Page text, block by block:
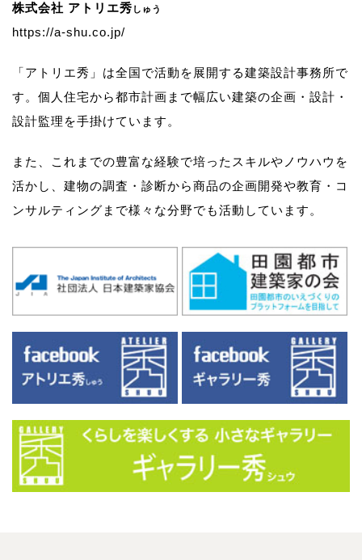
株式会社 アトリエ秀 しゅう
https://a-shu.co.jp/
「アトリエ秀」は全国で活動を展開する建築設計事務所で
す。 個人住宅から都市計画まで幅広い建築の企画・設計・
設計監理を手掛けています。
また、これまでの豊富な経験で培ったスキルやノウハウを
活かし、 建物の調査・診断から商品の企画開発や教育・コ
ンサルティングまで様々な分野でも活動しています。